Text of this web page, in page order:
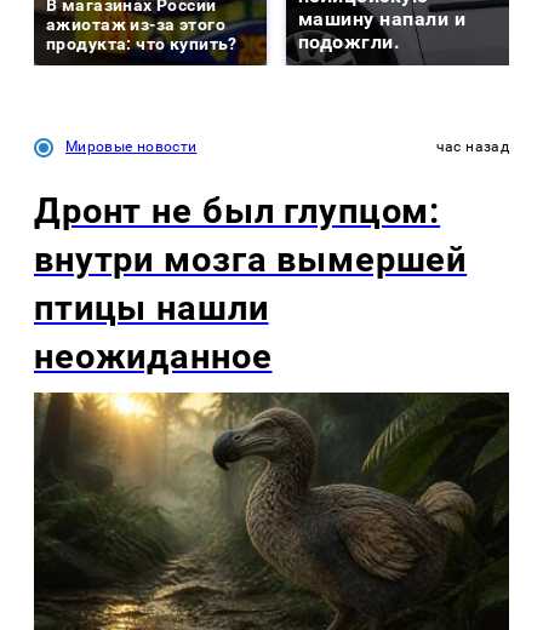
В магазинах России
ажиотаж из-за этого
продукта: что купить?
машину напали и
подожгли.
Мировые новости час назад
Дронт не был глупцом:
внутри мозга вымершей
птицы нашли
неожиданное